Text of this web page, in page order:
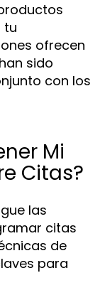
tu
ofrecen
sido
con los
Mi
Citas?
las
citas
de
para